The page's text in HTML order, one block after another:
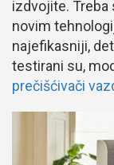
izdvojite. Treba
novim
najefikasniji,
testirani su,
prečišćivači